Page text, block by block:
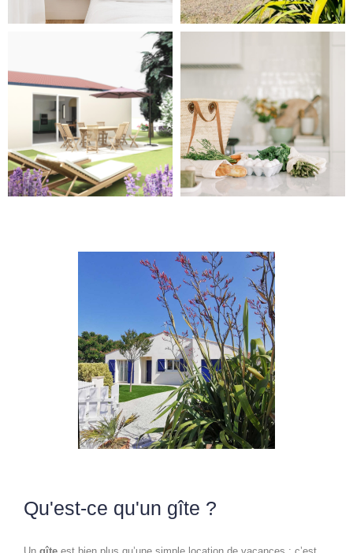
Qu'est-ce qu'un gîte ?